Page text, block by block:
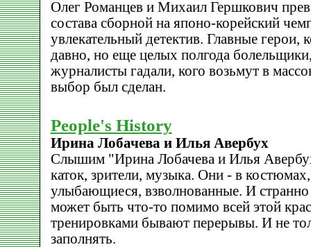
Олег Романцев и Михаил Гершкович
состава сборной на японо-корейский
увлекательный детектив. Главные герои,
давно, но еще целых полгода
журналисты гадали, кого возьмут в
выбор был сделан.
People's History
Ирина Лобачева и Илья Авербух
Слышим "Ирина Лобачева и Илья
каток, зрители, музыка. Они - в костюмах,
улыбающиеся, взволнованные. И
может быть что-то помимо всей этой
тренировками бывают перерывы. И не
заполнять.